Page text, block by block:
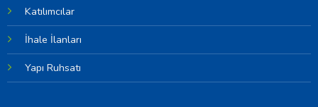
Katılımcılar
İhale İlanları
Yapı Ruhsatı